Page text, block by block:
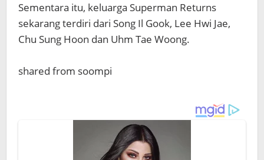
Sementara itu, keluarga Superman Returns
sekarang terdiri dari Song Il Gook, Lee Hwi Jae,
Chu Sung Hoon dan Uhm Tae Woong.
shared from soompi